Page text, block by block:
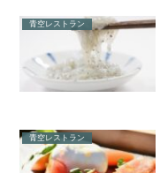
青空レストラン
青空レストラン